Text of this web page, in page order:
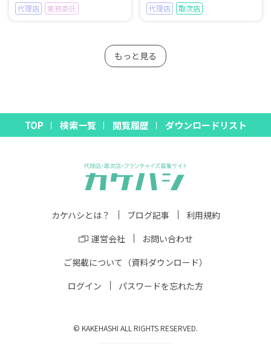
代理店 業務委託 代理店 取次店
もっと見る
TOP 検索一覧 閲覧履歴 ダウンロードリスト
カケハシとは？ ブログ記事
利用規約
運営会社
お問い合わせ
ご掲載について（資料ダウンロード）
ログイン
パスワードを忘れた方
©︎ KAKEHASHI ALL RIGHTS RESERVED.